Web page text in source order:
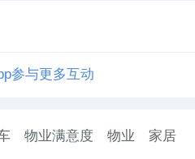
产替代的巨大市场空间
期。
参与更多互动
物业满意度 物业 家居